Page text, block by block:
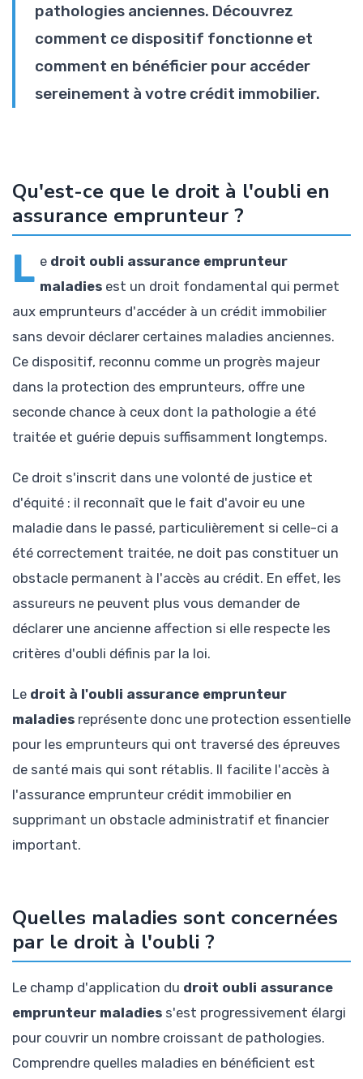
pathologies anciennes. Découvrez
comment ce dispositif fonctionne et
comment en bénéficier pour accéder
sereinement à votre crédit immobilier.
Qu'est-ce que le droit à l'oubli en
assurance emprunteur ?
L e droit oubli assurance emprunteur
maladies est un droit fondamental qui permet
aux emprunteurs d'accéder à un crédit immobilier
sans devoir déclarer certaines maladies anciennes.
Ce dispositif, reconnu comme un progrès majeur
dans la protection des emprunteurs, offre une
seconde chance à ceux dont la pathologie a été
traitée et guérie depuis suffisamment longtemps.
Ce droit s'inscrit dans une volonté de justice et
d'équité : il reconnaît que le fait d'avoir eu une
maladie dans le passé, particulièrement si celle-ci a
été correctement traitée, ne doit pas constituer un
obstacle permanent à l'accès au crédit. En effet, les
assureurs ne peuvent plus vous demander de
déclarer une ancienne affection si elle respecte les
critères d'oubli définis par la loi.
Le droit à l'oubli assurance emprunteur
maladies représente donc une protection essentielle
pour les emprunteurs qui ont traversé des épreuves
de santé mais qui sont rétablis. Il facilite l'accès à
l'assurance emprunteur crédit immobilier en
supprimant un obstacle administratif et financier
important.
Quelles maladies sont concernées
par le droit à l'oubli ?
Le champ d'application du droit oubli assurance
emprunteur maladies s'est progressivement élargi
pour couvrir un nombre croissant de pathologies.
Comprendre quelles maladies en bénéficient est